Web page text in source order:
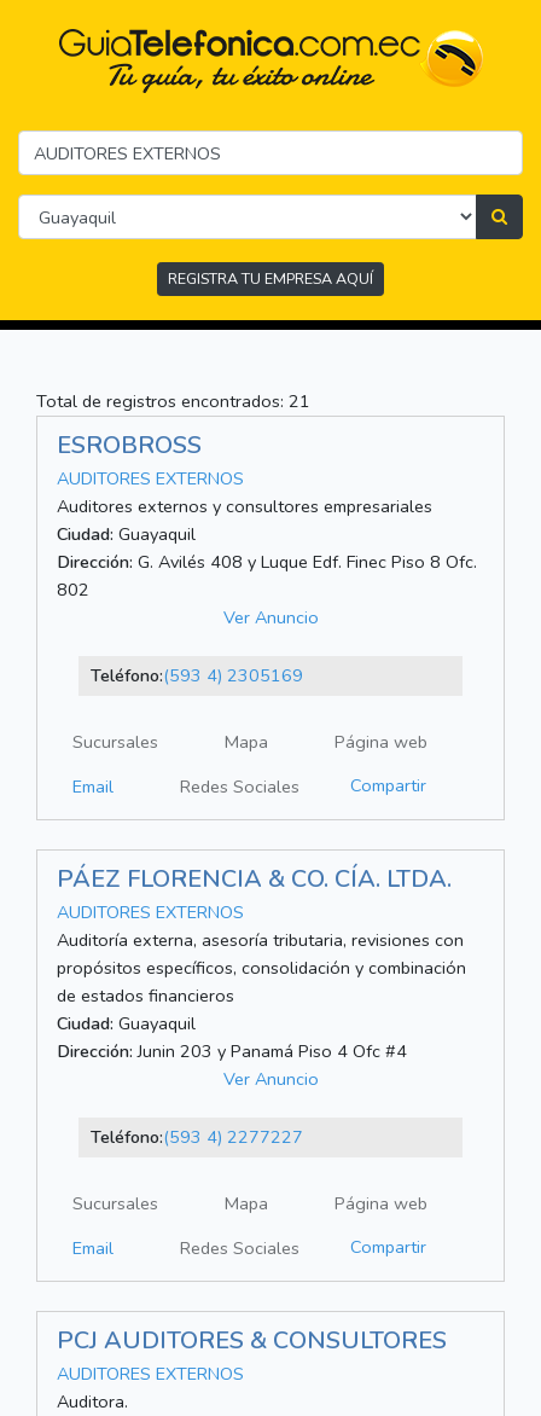
REGISTRA TU EMPRESA AQUÍ
Total de registros encontrados: 21
ESROBROSS
AUDITORES EXTERNOS
Auditores externos y consultores empresariales
Ciudad: Guayaquil
Dirección: G. Avilés 408 y Luque Edf. Finec Piso 8 Ofc.
802
Ver Anuncio
Teléfono:(593 4) 2305169
Sucursales Mapa
Página web
Email
Redes Sociales Compartir
PÁEZ FLORENCIA & CO. CÍA. LTDA.
AUDITORES EXTERNOS
Auditoría externa, asesoría tributaria, revisiones con
propósitos específicos, consolidación y combinación
de estados financieros
Ciudad: Guayaquil
Dirección: Junin 203 y Panamá Piso 4 Ofc #4
Ver Anuncio
Teléfono:(593 4) 2277227
Sucursales Mapa
Página web
Email
Redes Sociales Compartir
PCJ AUDITORES & CONSULTORES
AUDITORES EXTERNOS
Auditora.